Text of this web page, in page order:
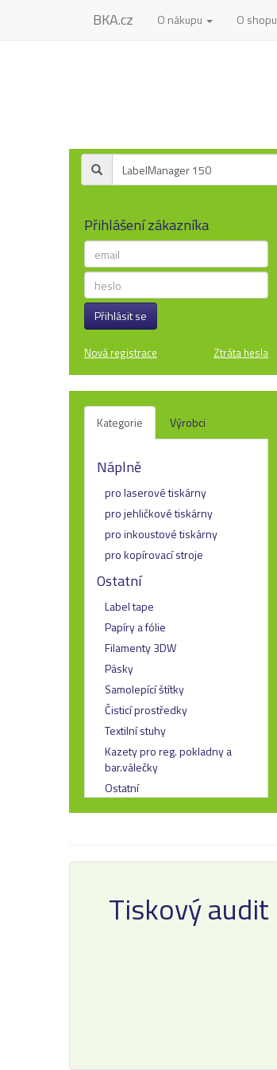
BKA.cz O nákupu O shopu
Přihlášení zákazníka
Přihlásit se
Nová registrace Ztráta hesla
Kategorie Výrobci
Náplně
pro laserové tiskárny
pro jehličkové tiskárny
pro inkoustové tiskárny
pro kopírovací stroje
Ostatní
Label tape
Papíry a fólie
Filamenty 3DW
Pásky
Samolepící štítky
Čisticí prostředky
Textilní stuhy
Kazety pro reg. pokladny a
bar.válečky
Ostatní
Tiskový audit